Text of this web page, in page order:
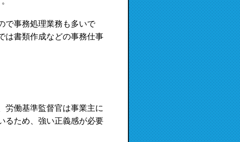
で事務処理業務も多いで
は書類作成などの事務仕事
労働基準監督官は事業主に
るため、強い正義感が必要